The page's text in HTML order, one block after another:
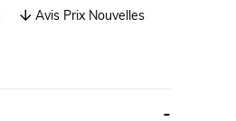
Avis Prix Nouvelles